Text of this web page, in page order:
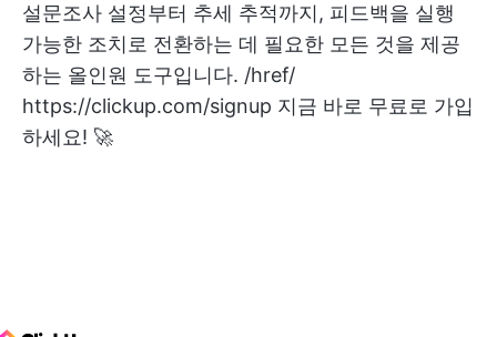
설문조사 설정부터 추세 추적까지, 피드백을 실행
가능한 조치로 전환하는 데 필요한 모든 것을 제공
하는 올인원 도구입니다. /href/
https://clickup.com/signup 지금 바로 무료로 가입
하세요! 🚀